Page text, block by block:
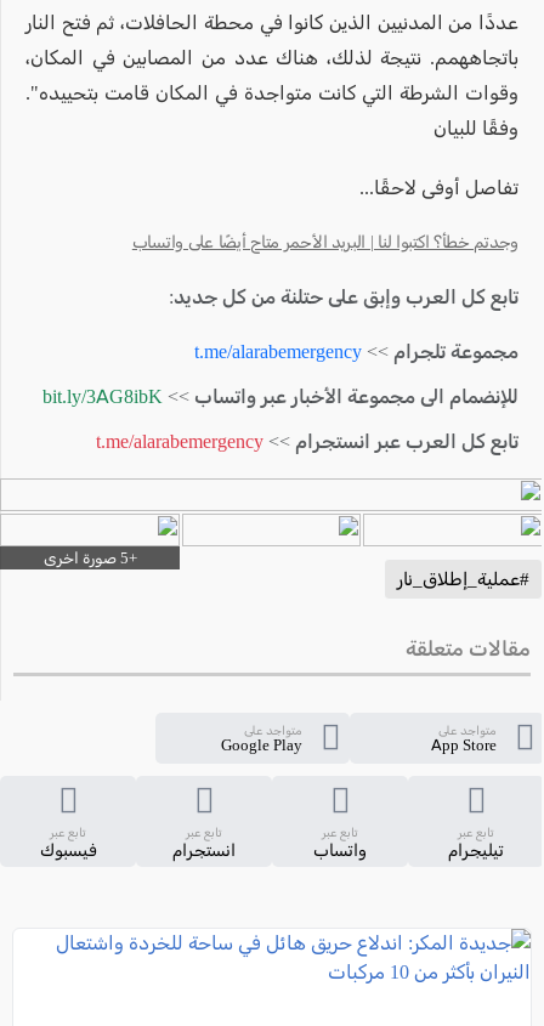
عددًا من المدنيين الذين كانوا في محطة الحافلات، ثم فتح النار
باتجاههمم. نتيجة لذلك، هناك عدد من المصابين في المكان،
وقوات الشرطة التي كانت متواجدة في المكان قامت بتحييده".
وفقًا للبيان
تفاصل أوفى لاحقًا...
وجدتم خطأ؟ اكتبوا لنا | البريد الأحمر متاح أيضًا على واتساب
تابع كل العرب وإبق على حتلنة من كل جديد:
مجموعة تلجرام >> t.me/alarabemergency
للإنضمام الى مجموعة الأخبار عبر واتساب >> bit.ly/3AG8ibK
تابع كل العرب عبر انستجرام >> t.me/alarabemergency
#عملية_إطلاق_نار
مقالات متعلقة
متواجد على
App Store
متواجد على
Google Play
تابع عبر
تيليجرام
تابع عبر
واتساب
تابع عبر
انستجرام
تابع عبر
فيسبوك